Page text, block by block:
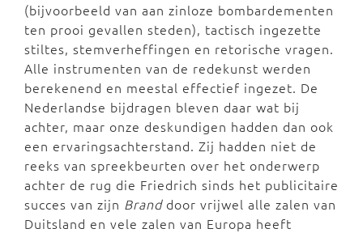
(bijvoorbeeld van aan zinloze bombardementen
ten prooi gevallen steden), tactisch ingezette
stiltes, stemverheffingen en retorische vragen.
Alle instrumenten van de redekunst werden
berekenend en meestal effectief ingezet. De
Nederlandse bijdragen bleven daar wat bij
achter, maar onze deskundigen hadden dan ook
een ervaringsachterstand. Zij hadden niet de
reeks van spreekbeurten over het onderwerp
achter de rug die Friedrich sinds het publicitaire
succes van zijn Branddoor vrijwel alle zalen van
Duitsland en vele zalen van Europa heeft